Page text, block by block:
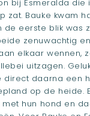
bij Esmeralda die
zat. Bauke kwam
de eerste blik was
zenuwachtig
elkaar wennen,
uitzagen.
direct daarna een
op de heide.
met hun hond en